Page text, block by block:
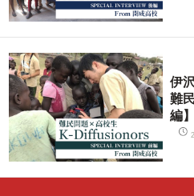
伊
難
編】